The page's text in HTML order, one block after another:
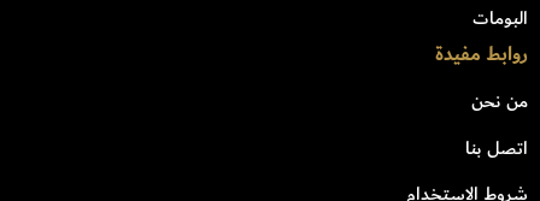
البومات
روابط مفيدة
من نحن
اتصل بنا
شروط الاستخدام